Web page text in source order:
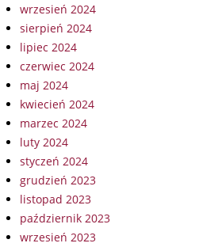
wrzesień 2024
sierpień 2024
lipiec 2024
czerwiec 2024
maj 2024
kwiecień 2024
marzec 2024
luty 2024
styczeń 2024
grudzień 2023
listopad 2023
październik 2023
wrzesień 2023